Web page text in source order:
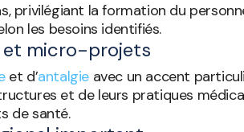
privilégiant la formation du
les besoins identifiés.
et micro-projets
et d’antalgie avec un accent
et de leurs pratiques
de santé.